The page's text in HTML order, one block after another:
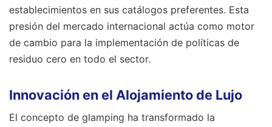
establecimientos en sus catálogos preferentes. Esta
presión del mercado internacional actúa como motor
de cambio para la implementación de políticas de
residuo cero en todo el sector.
Innovación en el Alojamiento de Lujo
El concepto de glamping ha transformado la